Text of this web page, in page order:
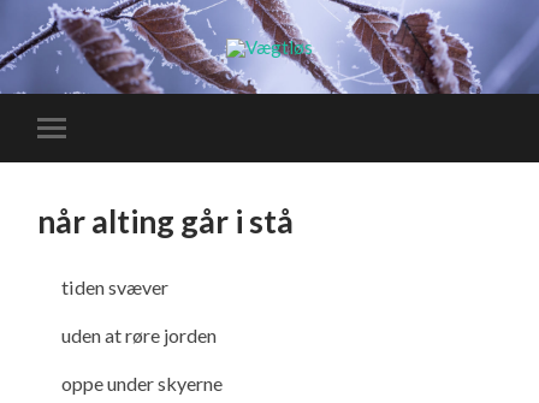
når alting går i stå
tiden svæver
uden at røre jorden
oppe under skyerne